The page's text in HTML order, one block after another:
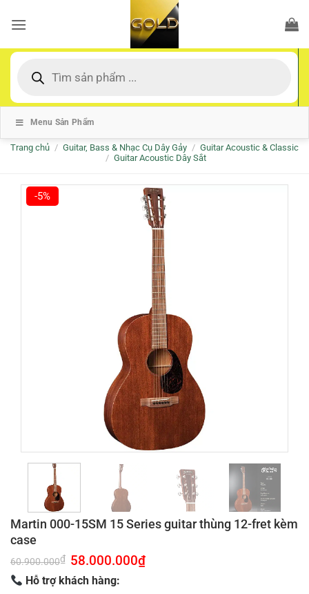
qua
dung
kiếm
Menu Sản Phẩm
Trang chủ / Guitar, Bass & Nhạc Cụ Dây Gảy / Guitar Acoustic & Classic
/ Guitar Acoustic Dây Sắt
-5%
Martin 000-15SM 15 Series guitar thùng 12-fret kèm
case
60.900.000₫ Giá
gốc
là:
60.900.000₫.
58.000.000₫Giá
Hỗ trợ khách hàng: